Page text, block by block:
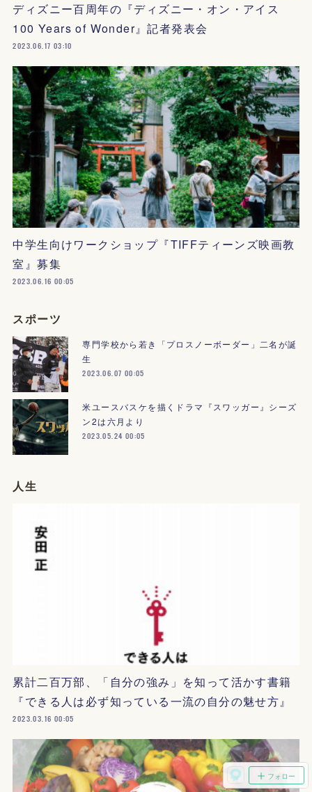
ディズニー百周年の『ディズニー・オン・アイス
100 Years of Wonder』記者発表会
2023.06.17 03:10
中学生向けワークショップ『TIFFティーンズ映画教
室』募集
2023.06.16 00:05
スポーツ
専門学校から若き「プロスノーボーダー」二名が誕
生
2023.06.07 00:05
米ユースバスケを描くドラマ『スワッガー』シーズ
ン2は六月より
2023.05.24 00:05
人生
累計二百万部、「自分の強み」を知って活かす書籍
『できる人は必ず知っている一流の自分の魅せ方』
2023.03.16 00:05
フォロー